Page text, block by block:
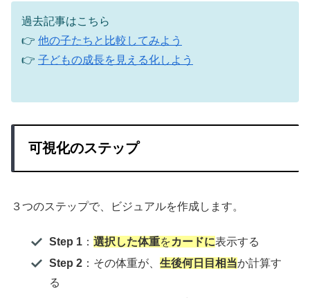
過去記事はこちら
👉 他の子たちと比較してみよう
👉 子どもの成長を見える化しよう
可視化のステップ
３つのステップで、ビジュアルを作成します。
Step 1： 選択した体重をカードに表示する
Step 2：その体重が、 生後何日目相当か計算す
る